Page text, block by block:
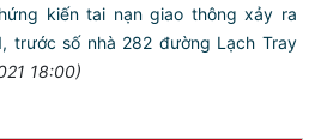
kiến tai nạn giao thông xảy ra
trước số nhà 282 đường Lạch Tray
18:00)